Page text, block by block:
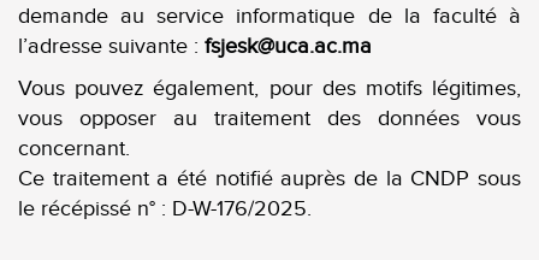
demande au service informatique de la faculté à
l’adresse suivante : fsjesk@uca.ac.ma
Vous pouvez également, pour des motifs légitimes,
vous opposer au traitement des données vous
concernant.
Ce traitement a été notifié auprès de la CNDP sous
le récépissé n° : D-W-176/2025.